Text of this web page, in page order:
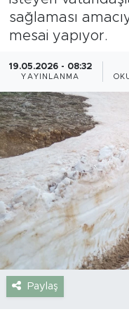
sağlaması
mesai yapıyor.
19.05.2026 - 08:32
YAYINLANMA
Paylaş
Güncel
Gündem
İnşaat-Emlak
Kültür-Sanat
Sağlık
Siyaset
Spor
Turizm